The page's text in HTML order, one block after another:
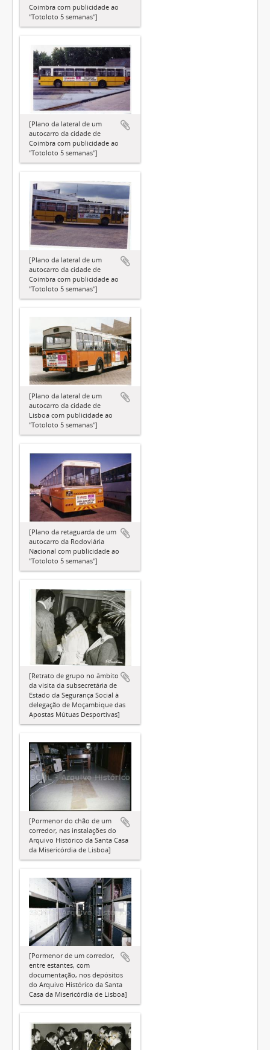
Coimbra com publicidade ao
"Totoloto 5 semanas"]
[Plano da lateral de um
autocarro da cidade de
Coimbra com publicidade ao
"Totoloto 5 semanas"]
[Plano da lateral de um
autocarro da cidade de
Coimbra com publicidade ao
"Totoloto 5 semanas"]
[Plano da lateral de um
autocarro da cidade de
Lisboa com publicidade ao
"Totoloto 5 semanas"]
[Plano da retaguarda de um
autocarro da Rodoviária
Nacional com publicidade ao
"Totoloto 5 semanas"]
[Retrato de grupo no âmbito
da visita da subsecretária de
Estado da Segurança Social à
delegação de Moçambique das
Apostas Mútuas Desportivas]
[Pormenor do chão de um
corredor, nas instalações do
Arquivo Histórico da Santa Casa
da Misericórdia de Lisboa]
[Pormenor de um corredor,
entre estantes, com
documentação, nos depósitos
do Arquivo Histórico da Santa
Casa da Misericórdia de Lisboa]